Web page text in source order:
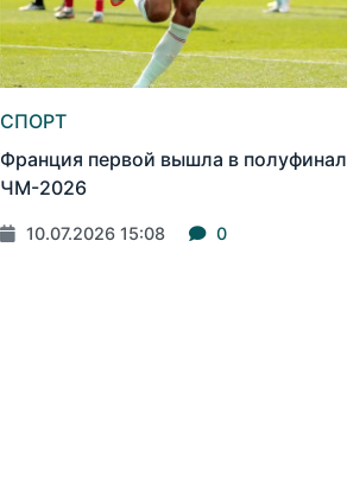
СПОРТ
Франция первой вышла в полуфинал
ЧМ-2026
10.07.2026 15:08 0